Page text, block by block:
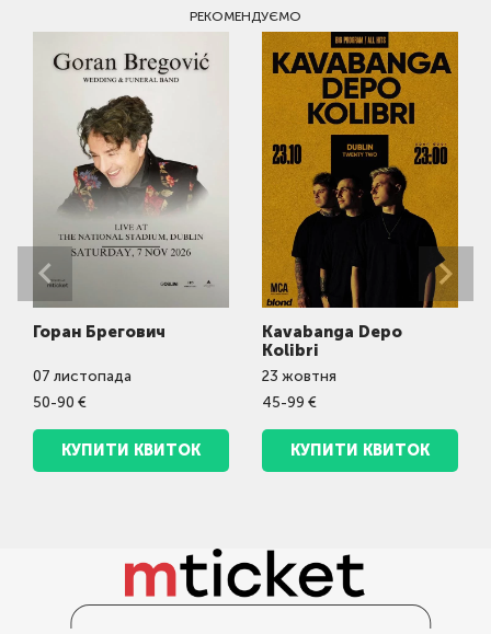
РЕКОМЕНДУЄМО
Горан Брегович
07 листопада
50-90 €
КУПИТИ КВИТОК
Kavabanga Depo
Kolibri
23 жовтня
45-99 €
КУПИТИ КВИТОК